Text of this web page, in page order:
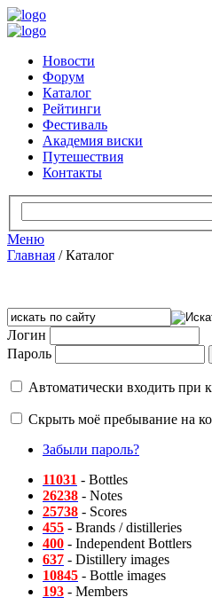
Новости
Форум
Каталог
Рейтинги
Фестиваль
Академия виски
Путешествия
Контакты
Меню
Главная /Каталог
Логин
Пароль
Автоматически входить при
Скрыть моё пребывание на
Забыли пароль?
11031 - Bottles
26238 - Notes
25738 - Scores
455 - Brands / distilleries
400 - Independent Bottlers
637 - Distillery images
10845 - Bottle images
193 - Members